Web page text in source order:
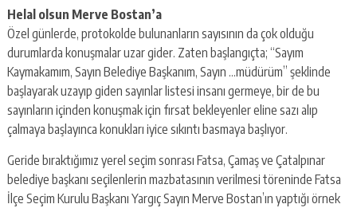
Helal olsun Merve Bostan’a
Özel günlerde, protokolde bulunanların sayısının da çok olduğu
durumlarda konuşmalar uzar gider. Zaten başlangıçta; “Sayım
Kaymakamım, Sayın Belediye Başkanım, Sayın …müdürüm” şeklinde
başlayarak uzayıp giden sayınlar listesi insanı germeye, bir de bu
sayınların içinden konuşmak için fırsat bekleyenler eline sazı alıp
çalmaya başlayınca konukları iyice sıkıntı basmaya başlıyor.
Geride bıraktığımız yerel seçim sonrası Fatsa, Çamaş ve Çatalpınar
belediye başkanı seçilenlerin mazbatasının verilmesi töreninde Fatsa
İlçe Seçim Kurulu Başkanı Yargıç Sayın Merve Bostan’ın yaptığı örnek